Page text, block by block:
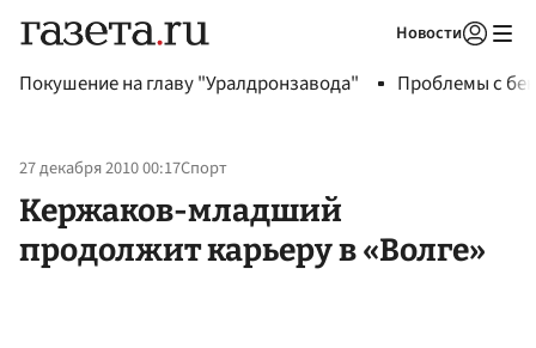
Новости
Покушение на главу "Уралдронзавода" Проблемы с
27 декабря 2010 00:17Спорт
Кержаков-младший
продолжит карьеру в «Волге»